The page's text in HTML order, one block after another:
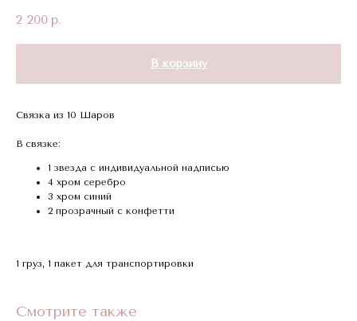
2 200 р.
В корзину
Связка из 10 Шаров
В связке:
1 звезда с индивидуальной надписью
4 хром серебро
3 хром синий
2 прозрачный с конфетти
1 груз, 1 пакет для транспортировки
Смотрите также